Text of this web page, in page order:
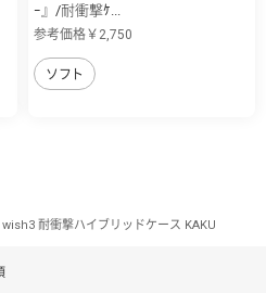
ｰ』/耐衝撃ｹ...
参考価格￥2,750
ソフト
wish3 耐衝撃ハイブリッドケース KAKU